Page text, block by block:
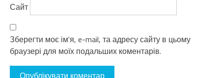
Сайт
Зберегти моє ім'я, e-mail, та адресу сайту в цьому
браузері для моїх подальших коментарів.